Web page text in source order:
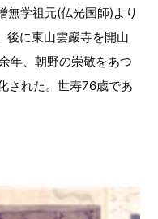
無学祖元(仏光国師)より
後に東山雲巖寺を開山
年、朝野の崇敬をあつ
された。世寿76歳であ